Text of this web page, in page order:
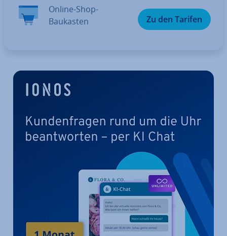
Online-Shop-
Baukasten
Zu den Tarifen